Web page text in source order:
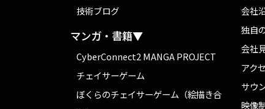
技術ブログ
マンガ・書籍▼
CyberConnect2 MANGA PROJECT
チェイサーゲーム
ぼくらのチェイサーゲーム（絵描き合
会社
独自
会社
アク
サウ
映像